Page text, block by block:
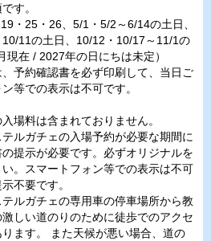
す。
・25・26、5/1・5/2～6/14の土日、
11の土日、10/12・10/17～11/1の
在 / 2027年の日にちは未定）
予約確認書を必ず印刷して、当日ご
等での表示は不可です。
場料は含まれておりません。
ルガチェの入場予約が必要な期間に
提示が必要です。必ずオリジナルを
。スマートフォン等での表示は不可
不要です。
ルガチェの専用車の停車場所から教
しい道のりのために徒歩でのアクセ
ます。 また天候が悪い場合、道の